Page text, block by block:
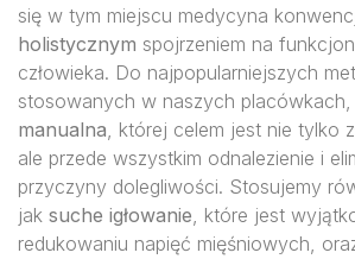
się w tym miejscu medycyna
holistycznym spojrzeniem na
człowieka. Do najpopularniejszych
stosowanych w naszych placówkach,
manualna, której celem jest nie tylko
ale przede wszystkim odnalezienie i
przyczyny dolegliwości. Stosujemy
jak suche igłowanie, które jest
redukowaniu napięć mięśniowych,